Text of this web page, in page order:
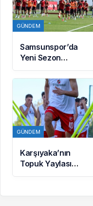
GÜNDEM
Samsunspor’da
Yeni Sezon
Hazırlıkları Sürüyor:
Thorsten Fink
Yönetiminde İdman
GÜNDEM
Karşıyaka’nın
Topuk Yaylası
Kamp Programı ve
Belli Oldu